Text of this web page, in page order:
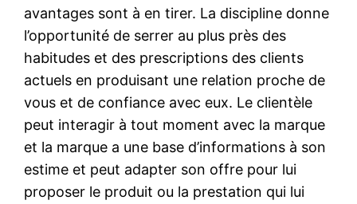
avantages sont à en tirer. La discipline donne
l’opportunité de serrer au plus près des
habitudes et des prescriptions des clients
actuels en produisant une relation proche de
vous et de confiance avec eux. Le clientèle
peut interagir à tout moment avec la marque
et la marque a une base d’informations à son
estime et peut adapter son offre pour lui
proposer le produit ou la prestation qui lui